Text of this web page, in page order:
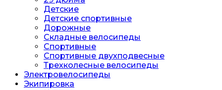
Детские
Детские спортивные
Дорожные
Складные велосипеды
Спортивные
Спортивные двухподвесные
Трехколесные велосипеды
Электровелосипеды
Экипировка